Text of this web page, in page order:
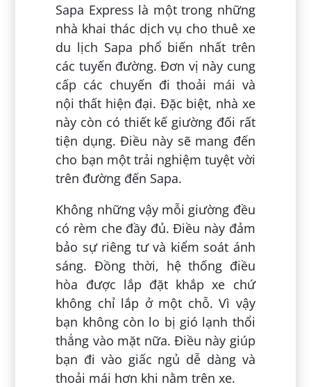
Sapa Express là một trong những
nhà khai thác dịch vụ cho thuê xe
du lịch Sapa phổ biến nhất trên
các tuyến đường. Đơn vị này cung
cấp các chuyến đi thoải mái và
nội thất hiện đại. Đặc biệt, nhà xe
này còn có thiết kế giường đối rất
tiện dụng. Điều này sẽ mang đến
cho bạn một trải nghiệm tuyệt vời
trên đường đến Sapa.
Không những vậy mỗi giường đều
có rèm che đầy đủ. Điều này đảm
bảo sự riêng tư và kiểm soát ánh
sáng. Đồng thời, hệ thống điều
hòa được lắp đặt khắp xe chứ
không chỉ lắp ở một chỗ. Vì vậy
bạn không còn lo bị gió lạnh thổi
thẳng vào mặt nữa. Điều này giúp
bạn đi vào giấc ngủ dễ dàng và
thoải mái hơn khi nằm trên xe.